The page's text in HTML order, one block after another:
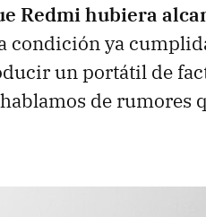
Redmi hubiera
condición ya
un portátil de
de rumores